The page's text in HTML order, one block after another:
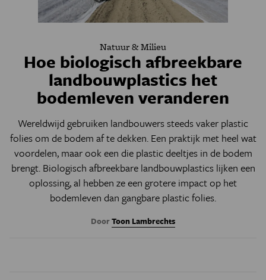
Natuur & Milieu
Hoe biologisch afbreekbare
landbouwplastics het
bodemleven veranderen
Wereldwijd gebruiken landbouwers steeds vaker plastic
folies om de bodem af te dekken. Een praktijk met heel wat
voordelen, maar ook een die plastic deeltjes in de bodem
brengt. Biologisch afbreekbare landbouwplastics lijken een
oplossing, al hebben ze een grotere impact op het
bodemleven dan gangbare plastic folies.
DoorToon Lambrechts